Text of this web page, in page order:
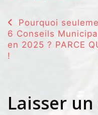
Navigation
de
l’article
Pourquoi
6 Conseils
en 2025 ? PARCE
!
Laisser